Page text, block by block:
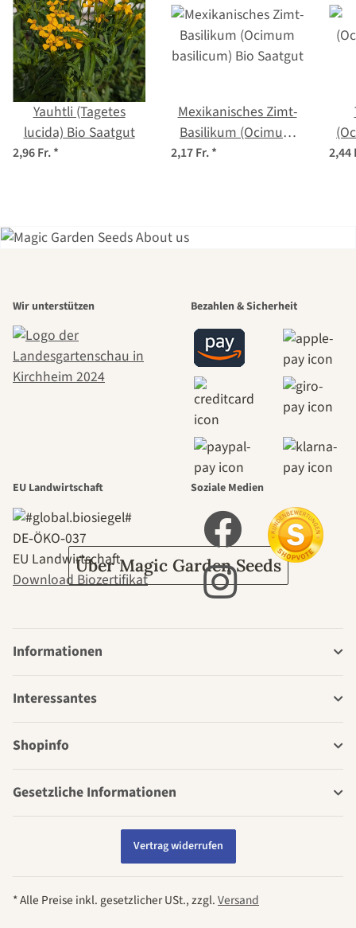
Yauhtli (Tagetes
lucida) Bio Saatgut
2,96 Fr.*
Mexikanisches Zimt-
Basilikum (Ocimum
basilicum) Bio Saatgut
2,17 Fr.* 2,44
schönsten
Wege zu uns
selbst führt
durch den
Garten
Über Magic Garden Seeds
Wir unterstützen Bezahlen & Sicherheit
EU Landwirtschaft
DE‑ÖKO‑037
EU Landwirtschaft
Download Biozertifikat
Soziale Medien
Informationen
Interessantes
Shopinfo
Gesetzliche Informationen
Vertrag widerrufen
* Alle Preise inkl. gesetzlicher USt., zzgl.Versand